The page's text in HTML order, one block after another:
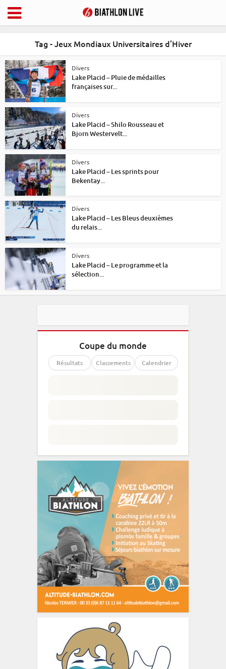
Tag - Jeux Mondiaux Universitaires d’Hiver
Divers
Lake Placid – Pluie de médailles
françaises sur...
Divers
Lake Placid – Shilo Rousseau et
Bjorn Westervelt...
Divers
Lake Placid – Les sprints pour
Bekentay...
Divers
Lake Placid – Les Bleus deuxièmes
du relais...
Divers
Lake Placid – Le programme et la
sélection...
Coupe du monde
Résultats Classements Calendrier